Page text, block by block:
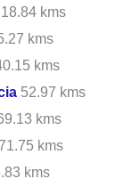
18.84 kms
kms
kms
52.97 kms
kms
71.75 kms
kms